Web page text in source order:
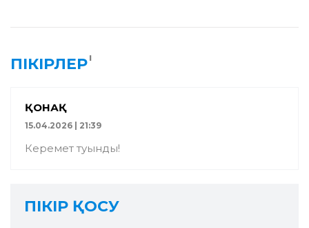
ПІКІРЛЕР1
ҚОНАҚ
15.04.2026 | 21:39
Керемет туынды!
ПІКІР ҚОСУ